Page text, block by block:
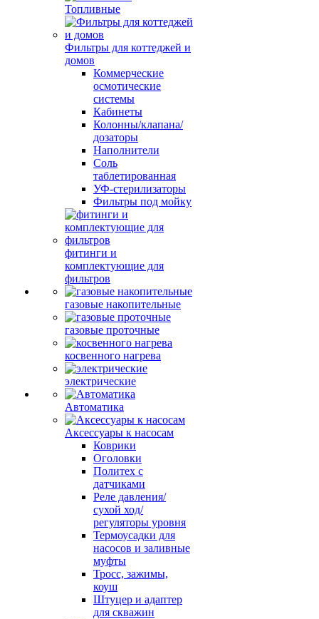
Топливные
Фильтры для коттеджей и
домов
Коммерческие
осмотические
системы
Кабинеты
Колонны/клапана/
дозаторы
Наполнители
Соль
таблетированная
УФ-стерилизаторы
Фильтры под мойку
фитинги и
комплектующие для
фильтров
газовые накопительные
газовые проточные
косвенного нагрева
электрические
Автоматика
Аксессуары к насосам
Коврики
Оголовки
Политех с
датчиками
Реле давления/
сухой ход/
регуляторы уровня
Термоусадки для
насосов и заливные
муфты
Тросс, зажимы,
коуш
Штуцер и адаптер
для скважин